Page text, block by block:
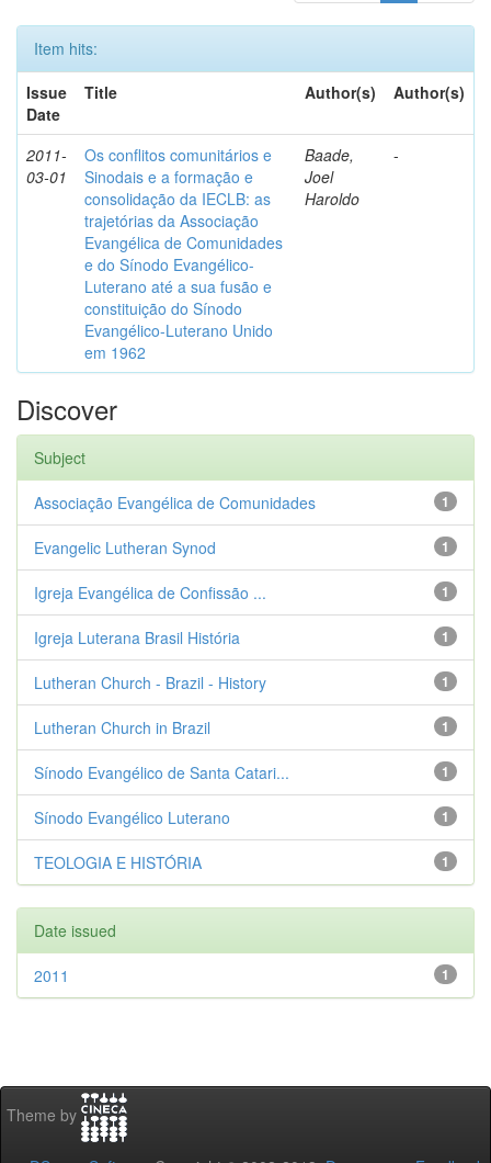
Item hits:
Issue
Date
Title Author(s) Author(s)
2011-
03-01
Os conflitos comunitários e
Sinodais e a formação e
consolidação da IECLB: as
trajetórias da Associação
Evangélica de Comunidades
e do Sínodo Evangélico-
Luterano até a sua fusão e
constituição do Sínodo
Evangélico-Luterano Unido
em 1962
Baade,
Joel
Haroldo
-
Discover
Subject
1
Associação Evangélica de Comunidades
1
Evangelic Lutheran Synod
1
Igreja Evangélica de Confissão ...
1
Igreja Luterana Brasil História
1
Lutheran Church - Brazil - History
1
Lutheran Church in Brazil
1
Sínodo Evangélico de Santa Catari...
1
Sínodo Evangélico Luterano
1
TEOLOGIA E HISTÓRIA
Date issued
1
2011
Theme by